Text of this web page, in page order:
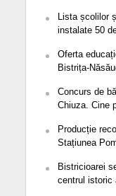
Lista școlilor
instalate 50
Oferta
Bistrița-
Concurs de
Chiuza. Cine
Producție
Stațiunea
Bistricioarei
centrul istoric